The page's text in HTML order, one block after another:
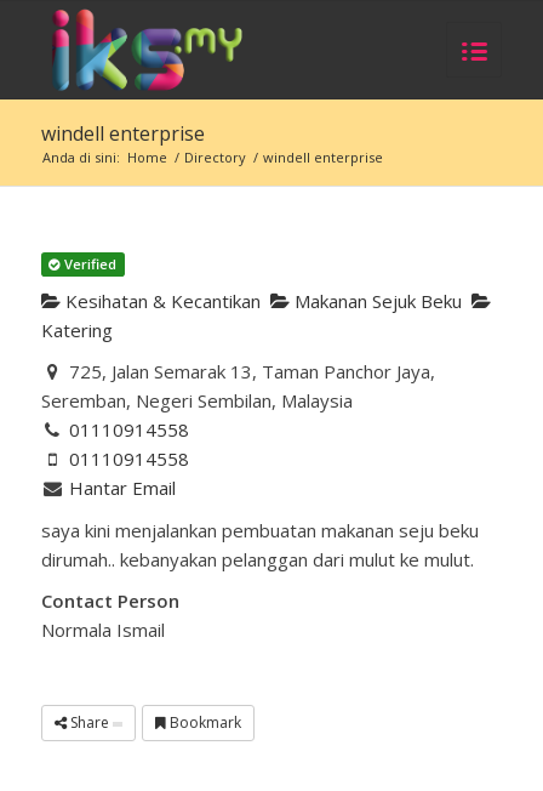
windell enterprise
Anda di sini: Home / Directory / windell enterprise
Verified
Kesihatan & Kecantikan
Makanan Sejuk Beku
Katering
725, Jalan Semarak 13, Taman Panchor Jaya,
Seremban, Negeri Sembilan, Malaysia
01110914558
01110914558
Hantar Email
saya kini menjalankan pembuatan makanan seju beku
dirumah.. kebanyakan pelanggan dari mulut ke mulut.
Contact Person
Normala Ismail
Share Bookmark